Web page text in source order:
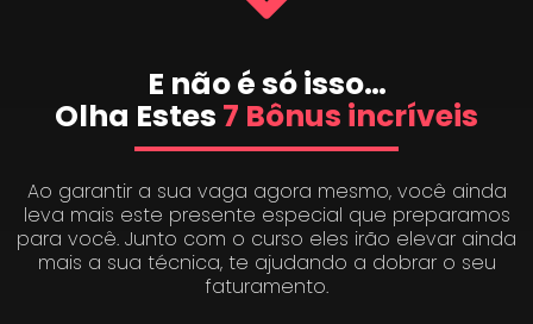
E não é só isso…
Olha Estes 7 Bônus incríveis
Ao garantir a sua vaga agora mesmo, você ainda
leva mais este presente especial que preparamos
para você. Junto com o curso eles irão elevar ainda
mais a sua técnica, te ajudando a dobrar o seu
faturamento.